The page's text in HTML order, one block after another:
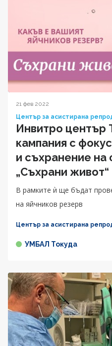
21 фев 2022
Център за асистирана
Инвитро център
кампания с
и съхранение на
„Съхрани живот“
В рамките ѝ ще бъдат
на яйчников резерв
Център за асистирана
УМБАЛ Токуда